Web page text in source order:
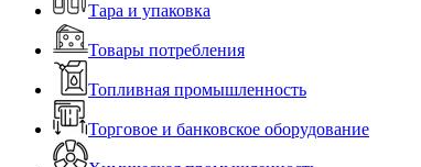
Тара и упаковка
Товары потребления
Топливная промышленность
Торговое и банковское оборудование